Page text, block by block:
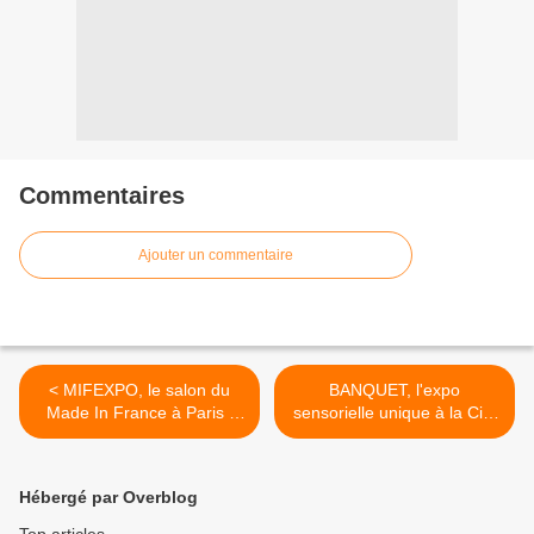
Commentaires
Ajouter un commentaire
< MIFEXPO, le salon du
Made In France à Paris !
COCORICO !
BANQUET, l'expo
sensorielle unique à la Cité
des Sciences et de
Hébergé par Overblog